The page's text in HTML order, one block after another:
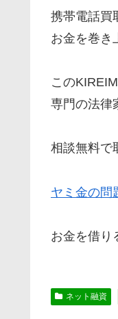
携帯電話買
お金を巻き
この
専門の法律
相談無料で
ヤミ金の問
お金を借り
ネット融資